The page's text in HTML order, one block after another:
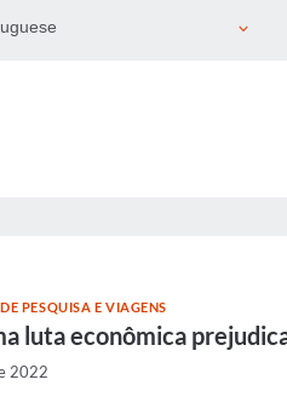
PESQUISA E VIAGENS
luta econômica
2022